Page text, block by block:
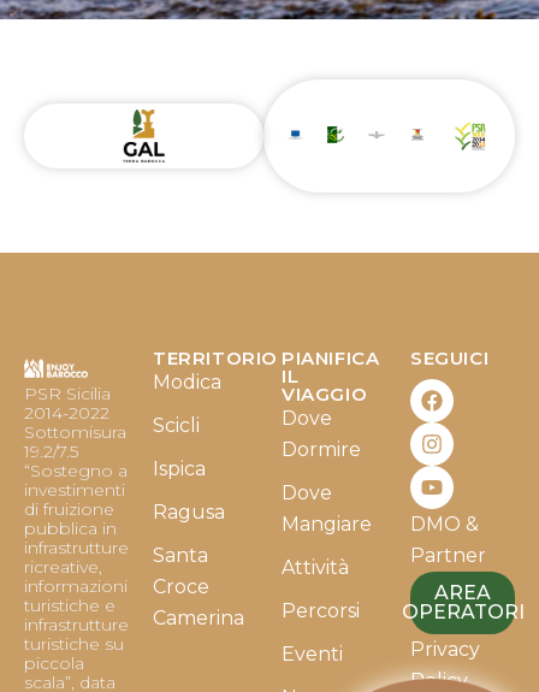
PSR Sicilia
2014-2022
Sottomisura
19.2/7.5
“Sostegno a
investimenti
di fruizione
pubblica in
infrastrutture
ricreative,
informazioni
turistiche e
infrastrutture
turistiche su
piccola
scala”, data
TERRITORIO
Modica
Scicli
Ispica
Ragusa
Santa
Croce
Camerina
PIANIFICA
IL
VIAGGIO
Dove
Dormire
Dove
Mangiare
Attività
Percorsi
Eventi
SEGUICI
F
a
c
e
b
o
o
k
I
n
s
t
a
g
r
a
m
Y
o
u
t
u
b
e
DMO &
Partner
AREA
OPERATORI
Privacy
Policy